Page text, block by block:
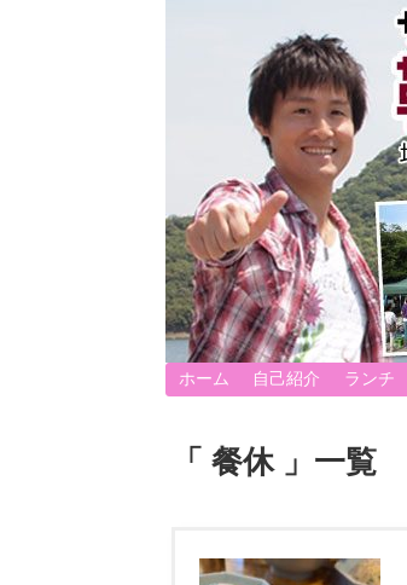
ホーム 自己紹介 ランチ
「 餐休 」一覧